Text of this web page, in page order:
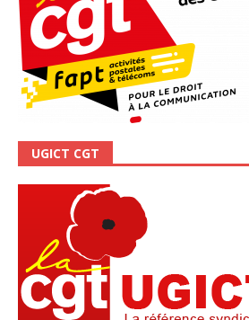
UGICT CGT